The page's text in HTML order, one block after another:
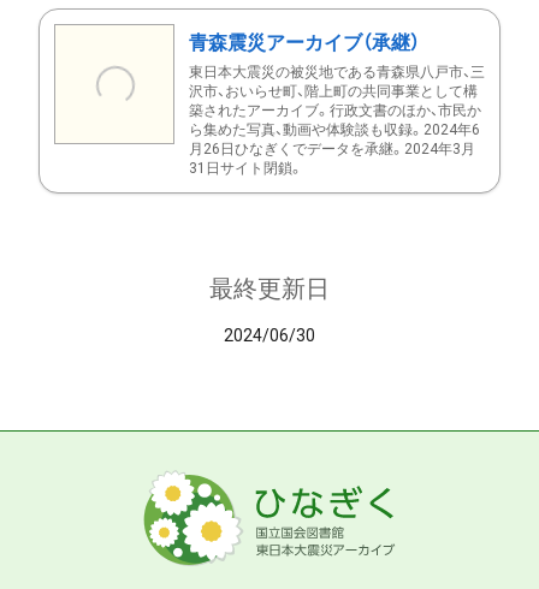
青森震災アーカイブ（承継）
東日本大震災の被災地である青森県八戸市、三
沢市、おいらせ町、階上町の共同事業として構
築されたアーカイブ。行政文書のほか、市民か
ら集めた写真、動画や体験談も収録。2024年6
月26日ひなぎくでデータを承継。2024年3月
31日サイト閉鎖。
最終更新日
2024/06/30